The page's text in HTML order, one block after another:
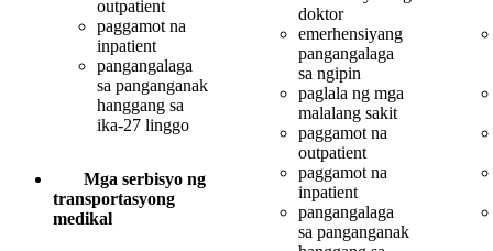
outpatient
paggamot na
inpatient
pangangalaga
sa panganganak
hanggang sa
ika-27 linggo
Mga serbisyo ng
transportasyong
medikal
doktor
emerhensiyang
pangangalaga
sa ngipin
paglala ng mga
malalang sakit
paggamot na
outpatient
paggamot na
inpatient
pangangalaga
sa panganganak